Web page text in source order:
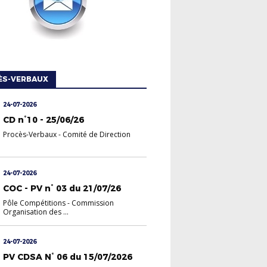
VERBAUX
24-07-2026
CD n°10 - 25/06/26
Procès-Verbaux- Comité de Direction
24-07-2026
COC - PV n° 03 du 21/07/26
Pôle Compétitions- Commission
Organisation des ...
24-07-2026
PV CDSA N° 06 du 15/07/2026